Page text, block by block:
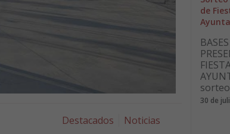
Destacados Noticias
de
sorteo
30 de